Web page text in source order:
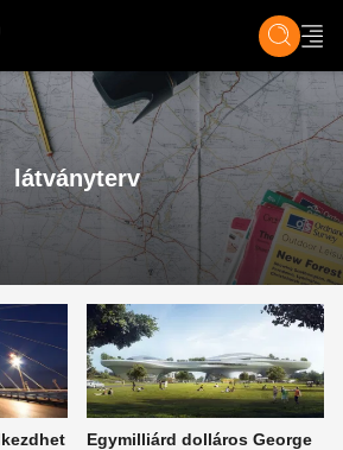
ÉLET TECH &
látványterv
Egymilliárd dolláros George